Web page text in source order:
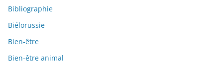
Bibliographie
Biélorussie
Bien-être
Bien-être animal